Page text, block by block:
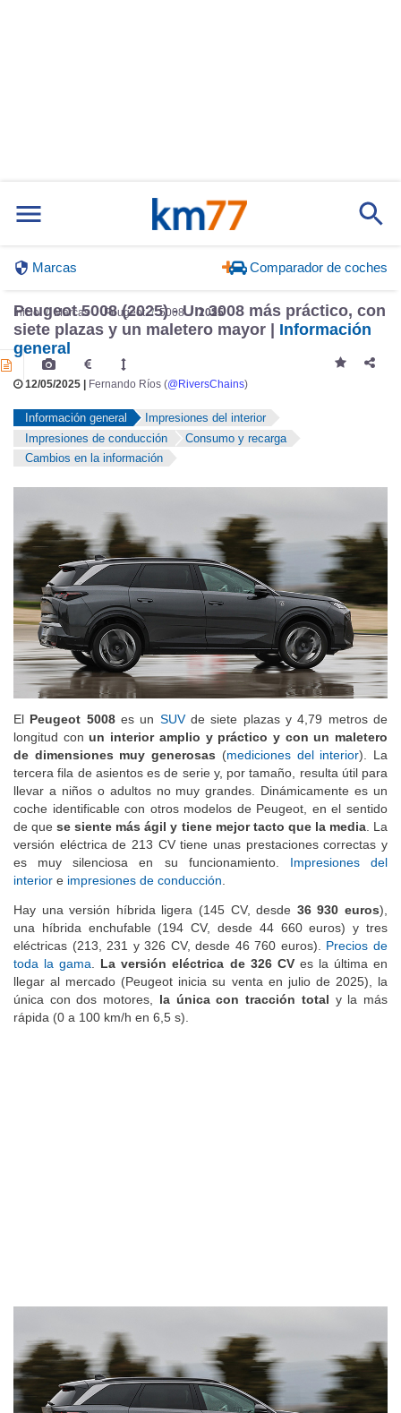
Peugeot 5008 (2025) - Un 3008 más práctico, con
siete plazas y un maletero mayor |
general
Información general
Impresiones del interior
Impresiones de conducción
ElPeugeot 5008es un SUVde siete plazas y 4,79 metros de
longitud conun interior amplio y práctico y con un maletero
de dimensiones muy generosas( mediciones del interior ). La
tercera fila de asientos es de serie y, por tamaño, resulta útil para
llevar a niños o adultos no muy grandes. Dinámicamente es un
coche identificable con otros modelos de Peugeot, en el sentido
de que se siente más ágil y tiene mejor tacto que la media. La
versión eléctrica de 213 CV tiene unas prestaciones correctas y
es muy silenciosa en su funcionamiento.
Hay una versión híbrida ligera (145 CV, desde36 930 euros),
una híbrida enchufable (194 CV, desde 44 660 euros) y tres
eléctricas (213, 231 y 326 CV, desde 46 760 euros).Precios de
toda la gama.La versión eléctrica de 326 CVes la última en
llegar al mercado (Peugeot inicia su venta en julio de 2025), la
única con dos motores,la única con tracción total